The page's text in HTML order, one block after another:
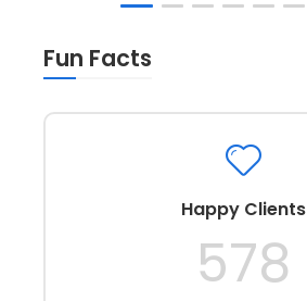
Fun Facts
Happy Clients
578